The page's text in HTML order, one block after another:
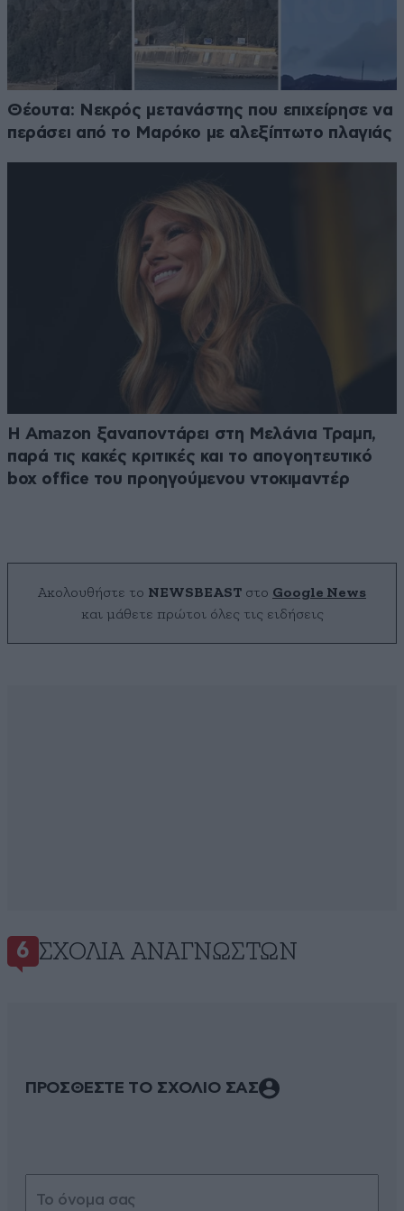
Θέουτα: Νεκρός μετανάστης που επιχείρησε να
περάσει από το Μαρόκο με αλεξίπτωτο πλαγιάς
Η Amazon ξαναποντάρει στη Μελάνια Τραμπ,
παρά τις κακές κριτικές και το απογοητευτικό
box office του προηγούμενου ντοκιμαντέρ
Ακολουθήστε το NEWSBEAST στο Google News
και μάθετε πρώτοι όλες τις ειδήσεις
6 ΣΧΌΛΙΑ ΑΝΑΓΝΩΣΤΏΝ
ΠΡΟΣΘΕΣΤΕ ΤΟ ΣΧΟΛΙΟ ΣΑΣ